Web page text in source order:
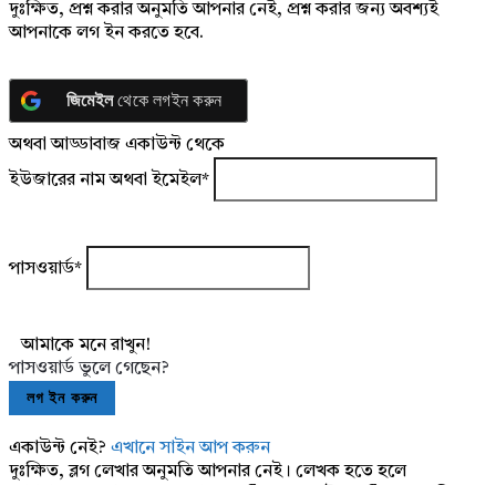
দুঃক্ষিত, প্রশ্ন করার অনুমতি আপনার নেই, প্রশ্ন করার জন্য অবশ্যই
আপনাকে লগ ইন করতে হবে.
জিমেইলথেকে লগইন করুন
অথবা আড্ডাবাজ একাউন্ট থেকে
ইউজারের নাম অথবা ইমেইল*
পাসওয়ার্ড*
আমাকে মনে রাখুন!
পাসওয়ার্ড ভুলে গেছেন?
একাউন্ট নেই? এখানে সাইন আপ করুন
দুঃক্ষিত, ব্লগ লেখার অনুমতি আপনার নেই। লেখক হতে হলে